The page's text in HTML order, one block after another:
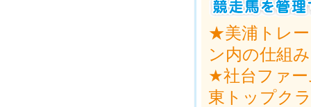
★美浦トレ
ン内の仕組
★社台ファー
東トップク